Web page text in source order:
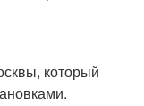
который